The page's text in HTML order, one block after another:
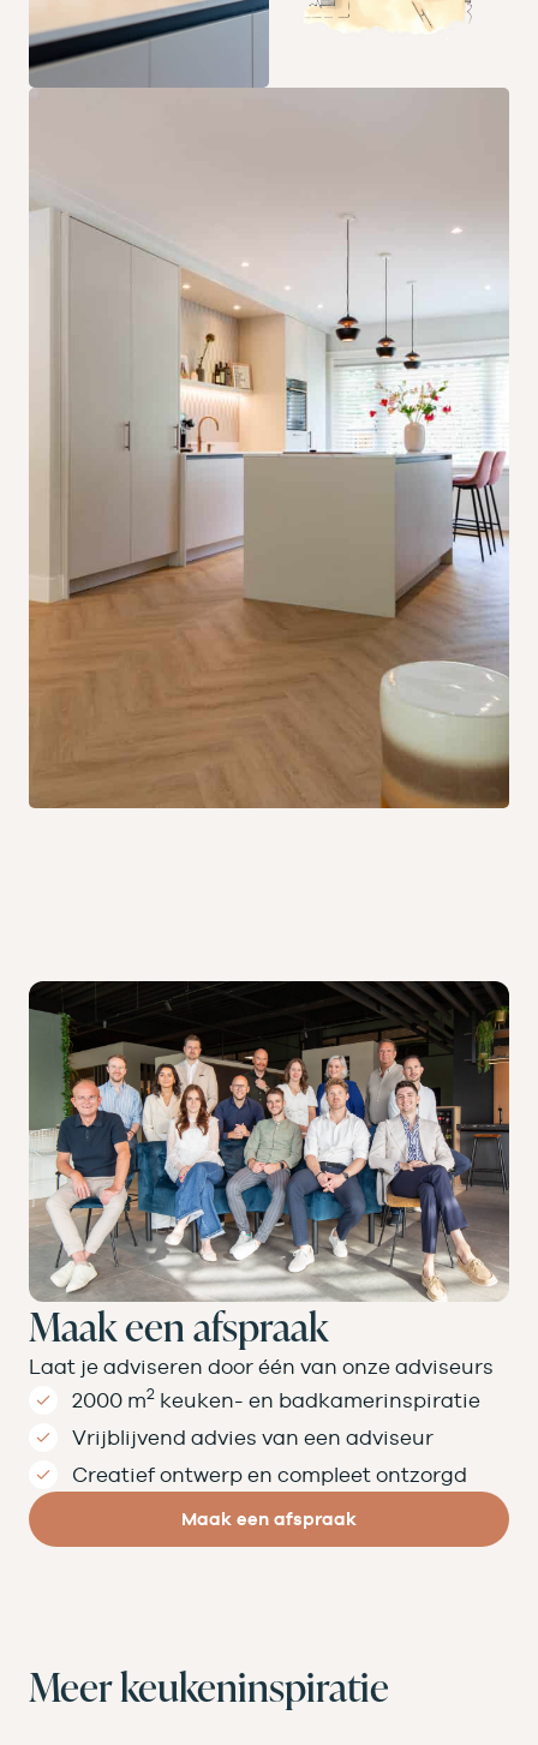
Maak een afspraak
Laat je adviseren door één van onze adviseurs
2000 m2 keuken- en badkamer­inspiratie
Vrijblijvend advies van een adviseur
Creatief ontwerp en compleet ontzorgd
Maak een afspraak
Meer keukeninspiratie